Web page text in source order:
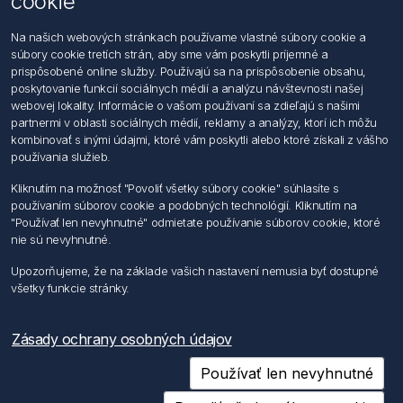
Kontaktujte nás
Informácie
Imprint
Vyhlásenie k ochrane údajov
Všeobecné dodacie a obchodné podmienky
Obchodný zástupca
Môj účet
Môj účet
Objednávky
Adresy
Na našich webových stránkach používame vlastné súbory cookie a
súbory cookie tretích strán, aby sme vám poskytli príjemné a
prispôsobené online služby. Používajú sa na prispôsobenie obsahu,
poskytovanie funkcií sociálnych médií a analýzu návštevnosti našej
webovej lokality. Informácie o vašom používaní sa zdieľajú s našimi
partnermi v oblasti sociálnych médií, reklamy a analýzy, ktorí ich môžu
kombinovať s inými údajmi, ktoré vám poskytli alebo ktoré získali z vášho
používania služieb.
Kliknutím na možnosť "Povoliť všetky súbory cookie" súhlasíte s
používaním súborov cookie a podobných technológií. Kliknutím na
"Používať len nevyhnutné" odmietate používanie súborov cookie, ktoré
nie sú nevyhnutné.
Upozorňujeme, že na základe vašich nastavení nemusia byť dostupné
všetky funkcie stránky.
Zásady ochrany osobných údajov
Používať len nevyhnutné